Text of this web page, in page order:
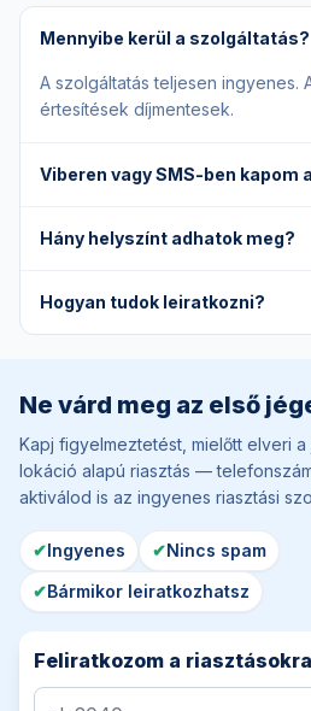
Mennyibe kerül a szolgáltatás?
A szolgáltatás teljesen ingyenes.
értesítések díjmentesek.
Viberen vagy SMS-ben kapom
Hány helyszínt adhatok meg?
Hogyan tudok leiratkozni?
Ne várd meg az első
Kapj figyelmeztetést, mielőtt elveri a
lokáció alapú riasztás —
aktiválod is az ingyenes riasztási
✔Ingyenes ✔Nincs spam
✔Bármikor leiratkozhatsz
Feliratkozom a riasztásokra